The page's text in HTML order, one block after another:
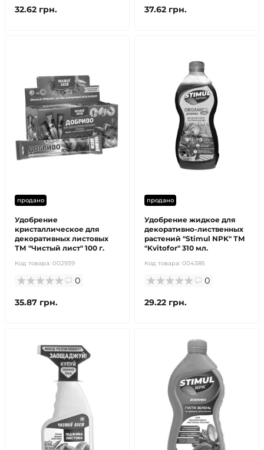
32.62 грн. 37.62 грн.
продано
Удобрение
кристаллическое для
декоративных листовых
ТМ "Чистый лист" 100 г.
Код товара: 002939
0
35.87 грн.
продано
Удобрение жидкое для
декоративно-лиственных
растений "Stimul NPK" ТМ
"Kvitofor" 310 мл.
Код товара: 004385
0
29.22 грн.